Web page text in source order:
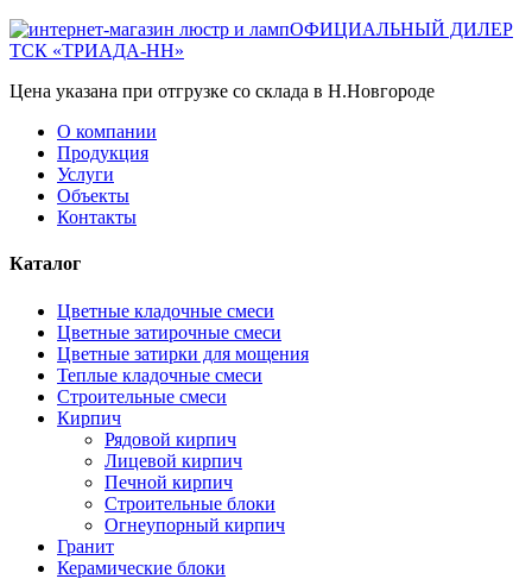
ОФИЦИАЛЬНЫЙ ДИЛЕР
ТСК «ТРИАДА-НН»
Цена указана при отгрузке со склада в Н.Новгороде
О компании
Продукция
Услуги
Объекты
Контакты
Каталог
Цветные кладочные смеси
Цветные затирочные смеси
Цветные затирки для мощения
Теплые кладочные смеси
Строительные смеси
Кирпич
Рядовой кирпич
Лицевой кирпич
Печной кирпич
Строительные блоки
Огнеупорный кирпич
Гранит
Керамические блоки